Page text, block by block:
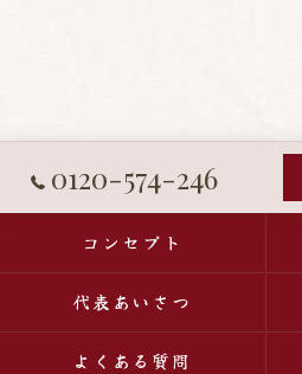
0120-574-246
コンセプト
代表あいさつ
よくある質問